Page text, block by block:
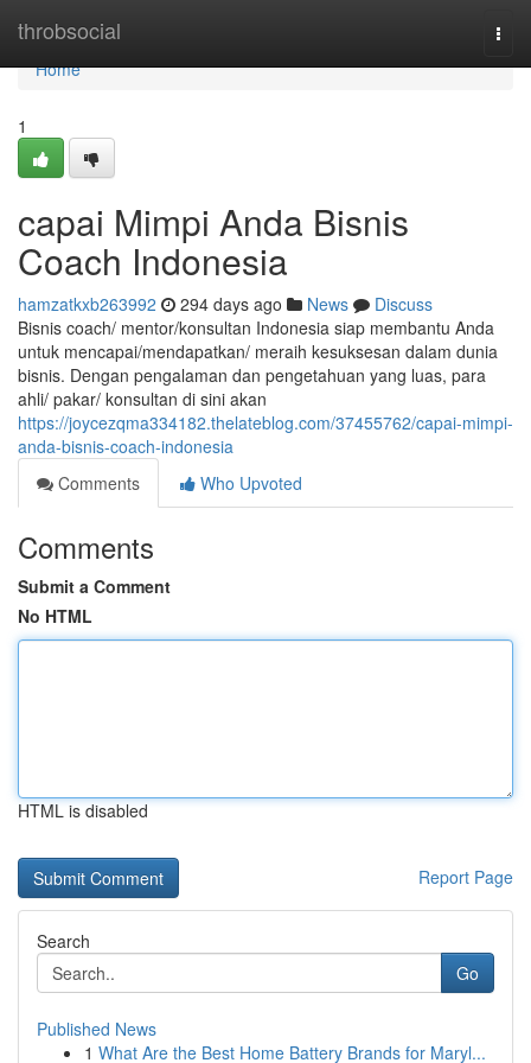
throbsocial
Home
Home
1
capai Mimpi Anda Bisnis
Coach Indonesia
hamzatkxb263992 294 days ago News
Discuss
Bisnis coach/ mentor/konsultan Indonesia siap membantu Anda
untuk mencapai/mendapatkan/ meraih kesuksesan dalam dunia
bisnis. Dengan pengalaman dan pengetahuan yang luas, para
ahli/ pakar/ konsultan di sini akan
https://joycezqma334182.thelateblog.com/37455762/capai-mimpi-
anda-bisnis-coach-indonesia
Comments
Who Upvoted
Comments
Submit a Comment
No HTML
HTML is disabled
Report Page
Search
Go
Published News
1 What Are the Best Home Battery Brands for Maryl...